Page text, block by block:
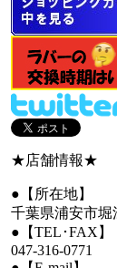
★店舗情報★
●【所在地】
千葉県浦安市堀
●【TEL･FAX】
047-316-0771